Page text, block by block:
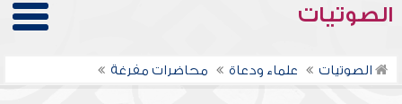
الصوتيات
الصوتيات علماء ودعاة محاضرات مفرغة